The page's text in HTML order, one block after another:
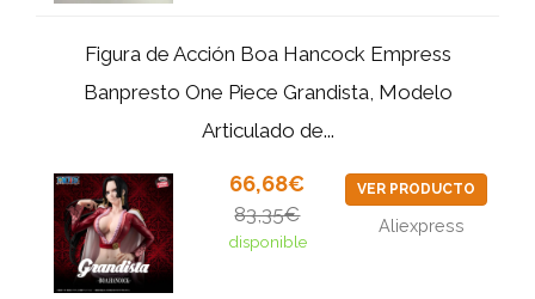
Figura de Acción Boa Hancock Empress
Banpresto One Piece Grandista, Modelo
Articulado de...
66,68€
83,35€
disponible
VER PRODUCTO
Aliexpress